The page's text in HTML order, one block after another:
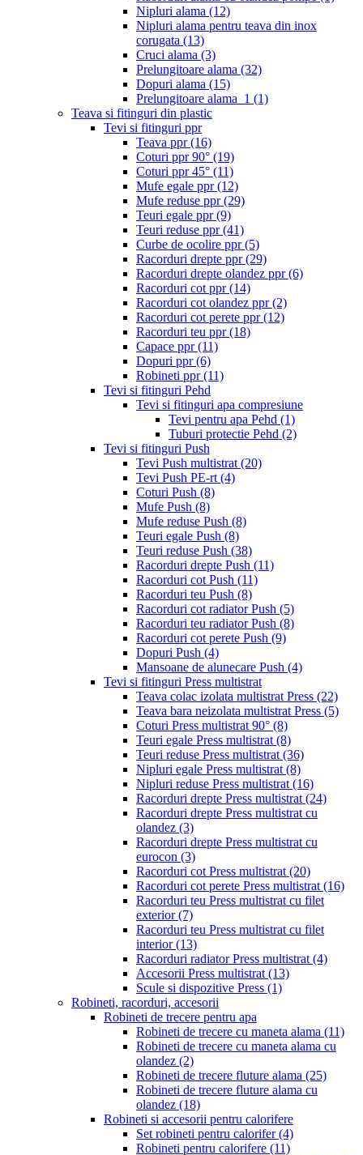
Nipluri alama (12)
Nipluri alama pentru teava din inox
corugata (13)
Cruci alama (3)
Prelungitoare alama (32)
Dopuri alama (15)
Prelungitoare alama_1 (1)
Teava si fitinguri din plastic
Tevi si fitinguri ppr
Teava ppr(16)
Coturi ppr 90° (19)
Coturi ppr 45° (11)
Mufe egale ppr(12)
Mufe reduse ppr(29)
Teuri egale ppr(9)
Teuri reduse ppr(41)
Curbe de ocolire ppr(5)
Racorduri drepte ppr(29)
Racorduri drepte olandez ppr(6)
Racorduri cot ppr(14)
Racorduri cot olandez ppr(2)
Racorduri cot perete ppr(12)
Racorduri teu ppr(18)
Capace ppr(11)
Dopuri ppr(6)
Robineti ppr(11)
Tevi si fitinguri Pehd
Tevi si fitinguri apa compresiune
Tevi pentru apa Pehd (1)
Tuburi protectie Pehd (2)
Tevi si fitinguri Push
Tevi Push multistrat (20)
Tevi Push PE-rt (4)
Coturi Push (8)
Mufe Push (8)
Mufe reduse Push (8)
Teuri egale Push (8)
Teuri reduse Push (38)
Racorduri drepte Push (11)
Racorduri cot Push (11)
Racorduri teu Push (8)
Racorduri cot radiator Push (5)
Racorduri teu radiator Push (8)
Racorduri cot perete Push (9)
Dopuri Push (4)
Mansoane de alunecare Push (4)
Tevi si fitinguri Press multistrat
Teava colac izolata multistrat Press (22)
Teava bara neizolata multistrat Press (5)
Coturi Press multistrat 90° (8)
Teuri egale Press multistrat (8)
Teuri reduse Press multistrat (36)
Nipluri egale Press multistrat (8)
Nipluri reduse Press multistrat (16)
Racorduri drepte Press multistrat (24)
Racorduri drepte Press multistrat cu
olandez (3)
Racorduri drepte Press multistrat cu
eurocon (3)
Racorduri cot Press multistrat (20)
Racorduri cot perete Press multistrat (16)
Racorduri teu Press multistrat cu filet
exterior(7)
Racorduri teu Press multistrat cu filet
interior(13)
Racorduri radiator Press multistrat (4)
Accesorii Press multistrat (13)
Scule si dispozitive Press (1)
Robineti, racorduri, accesorii
Robineti de trecere pentru apa
Robineti de trecere cu maneta alama (11)
Robineti de trecere cu maneta alama cu
olandez (2)
Robineti de trecere fluture alama (25)
Robineti de trecere fluture alama cu
olandez (18)
Robineti si accesorii pentru calorifere
Set robineti pentru calorifer(4)
Robineti pentru calorifere (11)